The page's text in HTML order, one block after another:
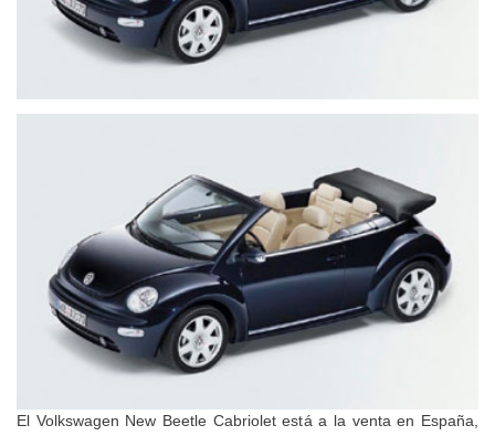
El Volkswagen New Beetle Cabriolet está a la venta en España,